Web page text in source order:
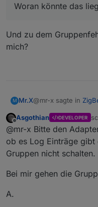
Woran könnte das
Und zu dem
mich?
M Mr.X@mr-x sagte in
Hallo zusammen
ich habe das
Gruppen nicht
Essentiell, da ich
ich habe Broker,
Und zu dem
mich?
Offline
Asgothian DEVELOPER
@mr-x Bitte den
ob es Log Einträge
Gruppen nicht schalten.
Bei mir gehen die
A.